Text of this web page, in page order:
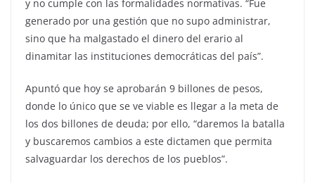
y no cumple con las formalidades normativas. “Fue
generado por una gestión que no supo administrar,
sino que ha malgastado el dinero del erario al
dinamitar las instituciones democráticas del país”.
Apuntó que hoy se aprobarán 9 billones de pesos,
donde lo único que se ve viable es llegar a la meta de
los dos billones de deuda; por ello, “daremos la batalla
y buscaremos cambios a este dictamen que permita
salvaguardar los derechos de los pueblos”.